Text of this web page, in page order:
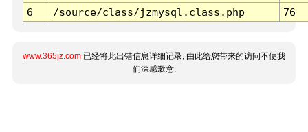
6
/source/class/jzmysql.class.php 76
www.365jz.com 已经将此出错信息详细记录, 由此给您带来的访问不便我
们深感歉意.